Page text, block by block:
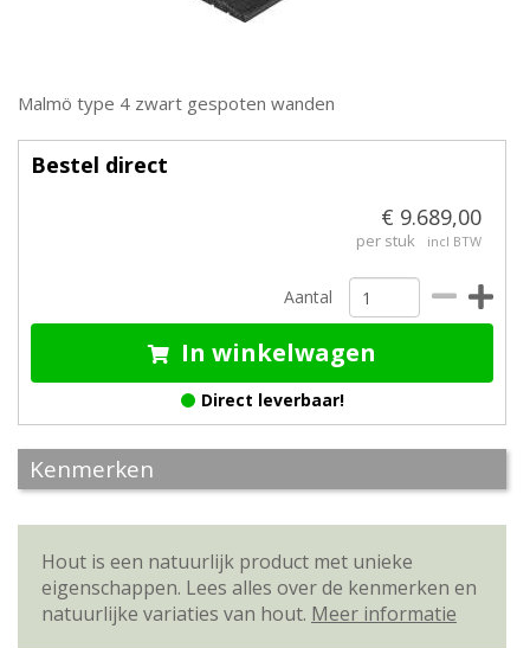
Malmö type 4 zwart gespoten wanden
Bestel direct
€ 9.689,00
per stuk incl BTW
Aantal
In winkelwagen
Direct leverbaar!
Kenmerken
Hout is een natuurlijk product met unieke
eigenschappen. Lees alles over de kenmerken en
natuurlijke variaties van hout. Meer informatie